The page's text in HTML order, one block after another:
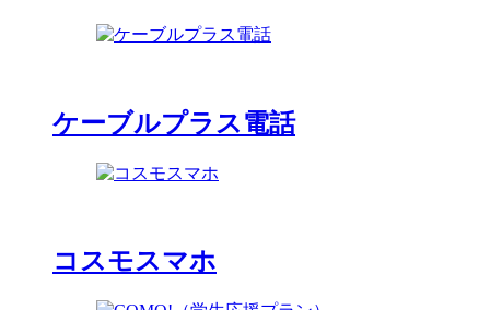
ケーブルプラス電話
コスモスマホ